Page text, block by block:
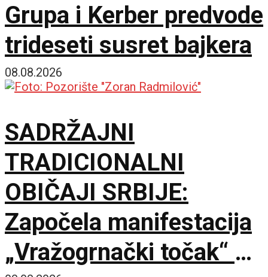
Grupa i Kerber predvode
trideseti susret bajkera
08.08.2026
SADRŽAJNI
TRADICIONALNI
OBIČAJI SRBIJE:
Započela manifestacija
„Vražogrnački točak“ u